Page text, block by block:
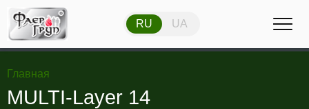
RU UA RU UA
Главная
MULTI-Layer 14